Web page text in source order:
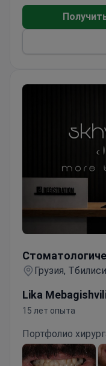
over 200 implant
Implant survival
reach 99.9%. The
and CAD/CAM
come from more
treatment planning
diagnostics.
Грузия, Тбилиси
Lika
15 лет опыта
Портфолио